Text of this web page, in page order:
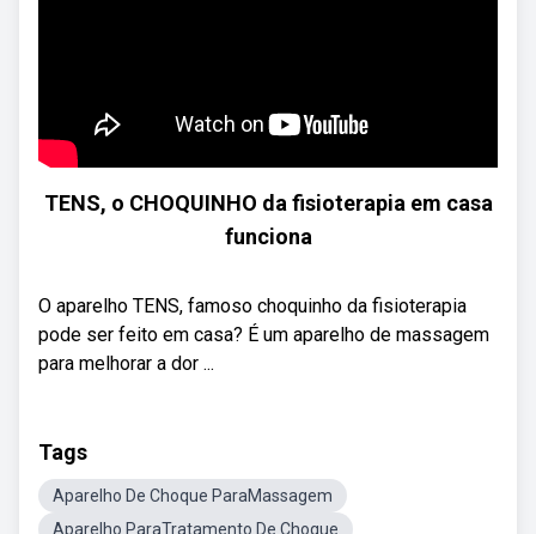
TENS, o CHOQUINHO da fisioterapia em casa
funciona
O aparelho TENS, famoso choquinho da fisioterapia
pode ser feito em casa? É um aparelho de massagem
para melhorar a dor ...
Tags
Aparelho De Choque ParaMassagem
Aparelho ParaTratamento De Choque